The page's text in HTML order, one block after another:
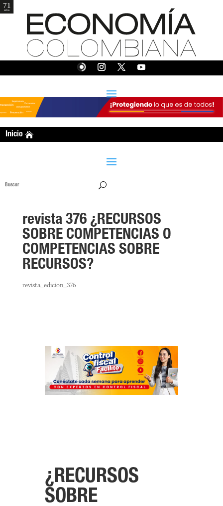
Inicio
revista 376 ¿RECURSOS
SOBRE COMPETENCIAS O
COMPETENCIAS SOBRE
RECURSOS?
revista_edicion_376
¿RECURSOS
SOBRE